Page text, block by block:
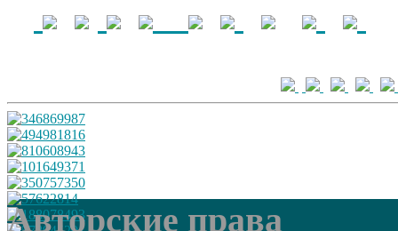
Авторские права